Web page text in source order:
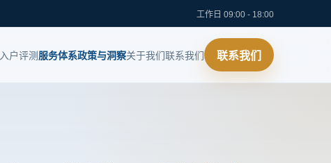
工作日 09:00 - 18:00
入户评测 服务体系政策与洞察关于我们联系我们 联系我们